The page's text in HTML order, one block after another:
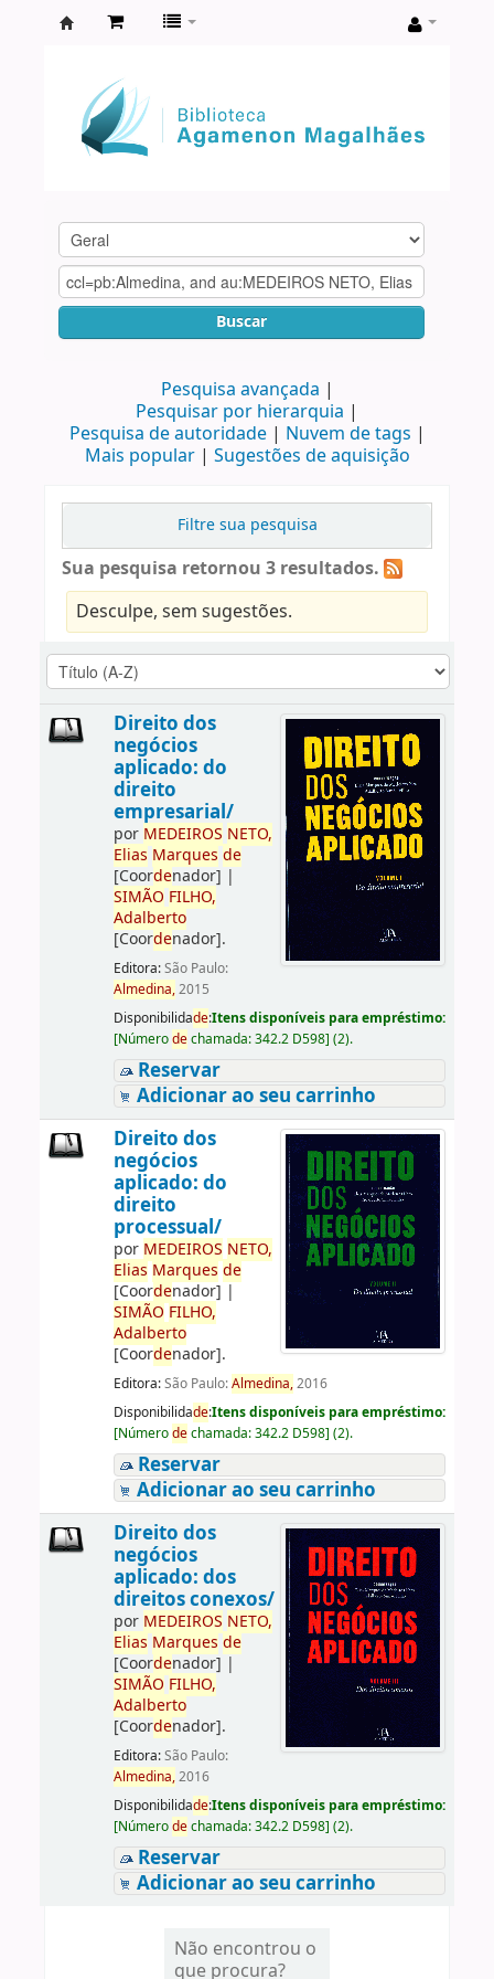
Agamenon
Magalhães
Buscar
Pesquisa avançada
Pesquisar por hierarquia
Pesquisa de autoridade
Nuvem de tags
Mais popular
Sugestões de aquisição
Filtre sua pesquisa
Sua pesquisa retornou 3 resultados.
Desculpe, sem sugestões.
Direito dos
negócios
aplicado: do
direito
empresarial/
por MEDEIROS NETO,
Elias Marques de
[Coordenador] |
SIMÃO FILHO,
Adalberto
[Coordenador].
Editora:São Paulo:
Almedina,2015
Disponibilidade:Itens disponíveis para empréstimo:
[Númerodechamada:342.2 D598] (2).
Reservar
Adicionar ao seu carrinho
Direito dos
negócios
aplicado: do
direito
processual/
por MEDEIROS NETO,
Elias Marques de
[Coordenador] |
SIMÃO FILHO,
Adalberto
[Coordenador].
Editora:São Paulo:Almedina,2016
Disponibilidade:Itens disponíveis para empréstimo:
[Númerodechamada:342.2 D598] (2).
Reservar
Adicionar ao seu carrinho
Direito dos
negócios
aplicado: dos
direitos conexos/
por MEDEIROS NETO,
Elias Marques de
[Coordenador] |
SIMÃO FILHO,
Adalberto
[Coordenador].
Editora:São Paulo:
Almedina,2016
Disponibilidade:Itens disponíveis para empréstimo:
[Númerodechamada:342.2 D598] (2).
Reservar
Adicionar ao seu carrinho
Não encontrou o
que procura?